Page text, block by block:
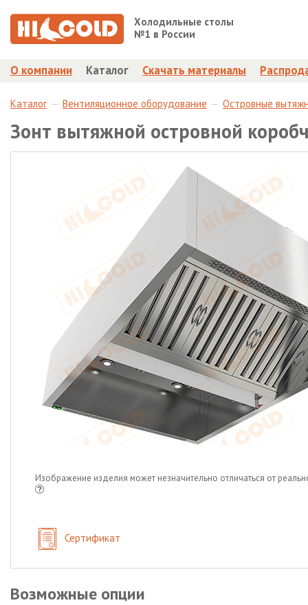
Холодильные столы
№1 в России
О компании Каталог Скачать материалы
Каталог Вентиляционное оборудование Островные
Зонт вытяжной островной
Изображение изделия может незначительно отличаться от
Сертификат
Возможные опции